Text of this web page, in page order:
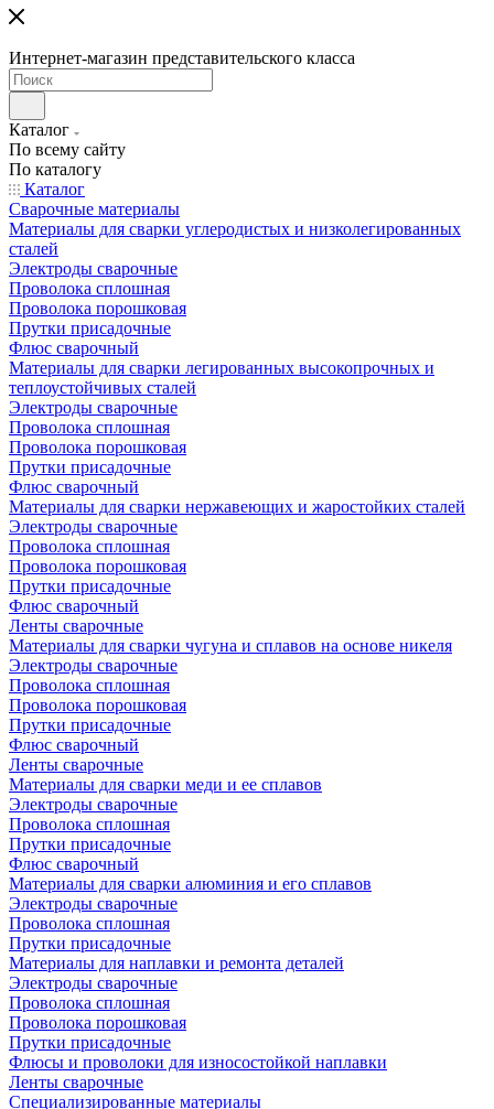
Интернет-магазин представительского класса
Каталог
По всему сайту
По каталогу
Каталог
Сварочные материалы
Материалы для сварки углеродистых и низколегированных
сталей
Электроды сварочные
Проволока сплошная
Проволока порошковая
Прутки присадочные
Флюс сварочный
Материалы для сварки легированных высокопрочных и
теплоустойчивых сталей
Электроды сварочные
Проволока сплошная
Проволока порошковая
Прутки присадочные
Флюс сварочный
Материалы для сварки нержавеющих и жаростойких сталей
Электроды сварочные
Проволока сплошная
Проволока порошковая
Прутки присадочные
Флюс сварочный
Ленты сварочные
Материалы для сварки чугуна и сплавов на основе никеля
Электроды сварочные
Проволока сплошная
Проволока порошковая
Прутки присадочные
Флюс сварочный
Ленты сварочные
Материалы для сварки меди и ее сплавов
Электроды сварочные
Проволока сплошная
Прутки присадочные
Флюс сварочный
Материалы для сварки алюминия и его сплавов
Электроды сварочные
Проволока сплошная
Прутки присадочные
Материалы для наплавки и ремонта деталей
Электроды сварочные
Проволока сплошная
Проволока порошковая
Прутки присадочные
Флюсы и проволоки для износостойкой наплавки
Ленты сварочные
Специализированные материалы